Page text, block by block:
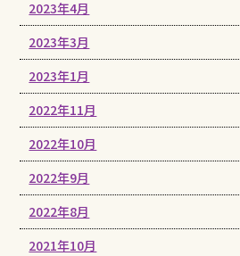
2023年4月
2023年3月
2023年1月
2022年11月
2022年10月
2022年9月
2022年8月
2021年10月